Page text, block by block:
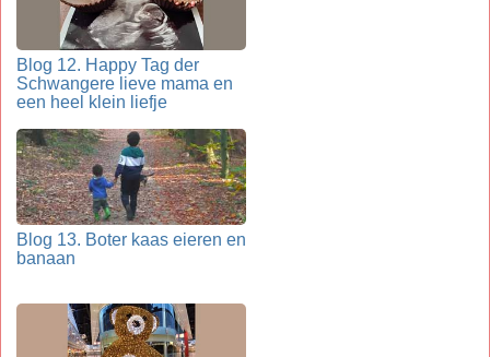
Blog 12. Happy Tag der
Schwangere lieve mama en
een heel klein liefje
Blog 13. Boter kaas eieren en
banaan